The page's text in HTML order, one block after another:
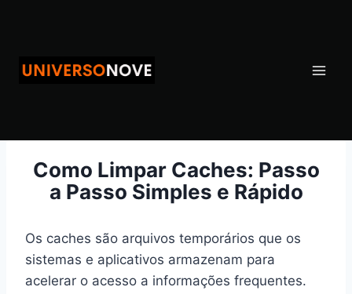
Conteúdo
Como Limpar Caches: Passo
a Passo Simples e Rápido
Os caches são arquivos temporários que os
sistemas e aplicativos armazenam para
acelerar o acesso a informações frequentes.